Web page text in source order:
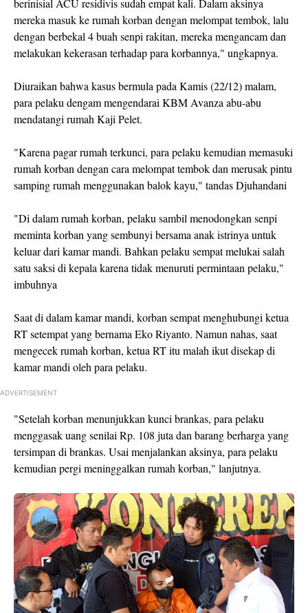
mereka masuk ke rumah korban dengan melompat tembok, lalu
dengan berbekal 4 buah senpi rakitan, mereka mengancam dan
melakukan kekerasan terhadap para korbannya," ungkapnya.
Diuraikan bahwa kasus bermula pada Kamis (22/12) malam,
para pelaku dengam mengendarai KBM Avanza abu-abu
mendatangi rumah Kaji Pelet.
"Karena pagar rumah terkunci, para pelaku kemudian memasuki
rumah korban dengan cara melompat tembok dan merusak pintu
samping rumah menggunakan balok kayu," tandas Djuhandani
"Di dalam rumah korban, pelaku sambil menodongkan senpi
meminta korban yang sembunyi bersama anak istrinya untuk
keluar dari kamar mandi. Bahkan pelaku sempat melukai salah
satu saksi di kepala karena tidak menuruti permintaan pelaku,"
imbuhnya
Saat di dalam kamar mandi, korban sempat menghubungi ketua
RT setempat yang bernama Eko Riyanto. Namun nahas, saat
mengecek rumah korban, ketua RT itu malah ikut disekap di
kamar mandi oleh para pelaku.
ADVERTISEMENT
"Setelah korban menunjukkan kunci brankas, para pelaku
menggasak uang senilai Rp. 108 juta dan barang berharga yang
tersimpan di brankas. Usai menjalankan aksinya, para pelaku
kemudian pergi meninggalkan rumah korban," lanjutnya.